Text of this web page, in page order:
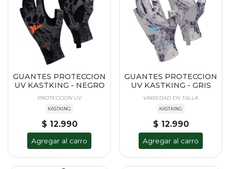
GUANTES PROTECCION
UV KASTKING - NEGRO
PROTECCION UV
KASTKING
$ 12.990
Agregar al carro
GUANTES PROTECCION
UV KASTKING - GRIS
VARIEDAD EN TALLA
KASTKING
$ 12.990
Agregar al carro